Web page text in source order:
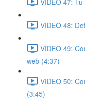
VIDEO 48:
VIDEO 49:
web (4:37)
VIDEO 50:
(3:45)